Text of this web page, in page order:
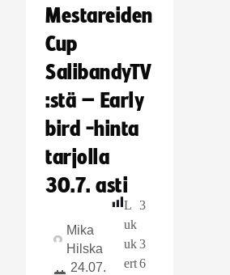
Mestareiden
Cup
SalibandyTV
:stä – Early
bird -hinta
tarjolla
30.7. asti
Mika
Hilska
24.07.
L
uk
uk
ert
3
3
6